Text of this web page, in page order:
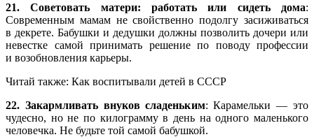
21. Советовать матери: работать или сидеть дома:
Современным мамам не свойственно подолгу засиживаться
в декрете. Бабушки и дедушки должны позволить дочери или
невестке самой принимать решение по поводу профессии
и возобновления карьеры.
Читай также: Как воспитывали детей в СССР
22. Закармливать внуков сладеньким: Карамельки — это
чудесно, но не по килограмму в день на одного маленького
человечка. Не будьте той самой бабушкой.